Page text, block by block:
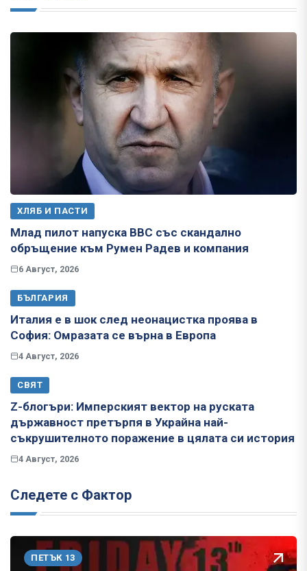
ХЛЯБ И ПАСТИ
Млад пилот напуска ВВС със скандално
обръщение към Румен Радев и компания
6 Август, 2026
БЪЛГАРИЯ
Италия е в шок след неонацистка проява в
София: Омразата се върна в Европа
4 Август, 2026
СВЯТ
Z-блогъри: Имперският вектор на руската
държавност претърпя в Украйна най-
съкрушителното поражение в цялата си история
4 Август, 2026
Следете с Фактор
ПЕТЪК 13